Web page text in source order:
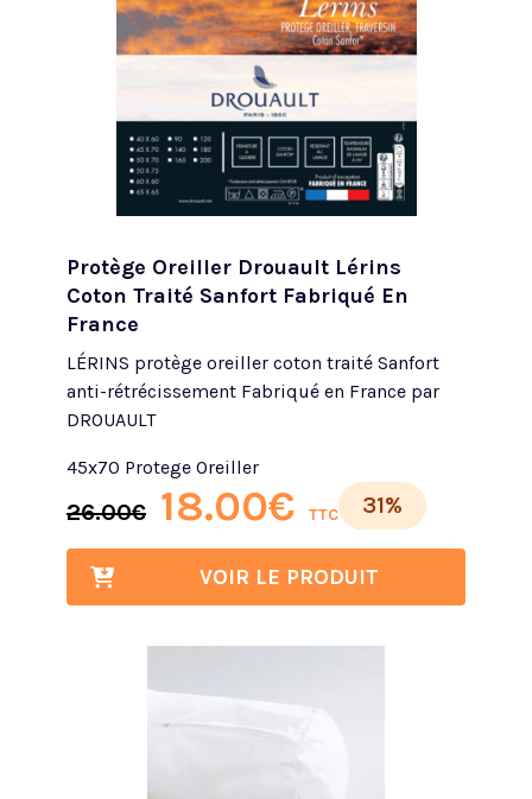
Protège Oreiller Drouault Lérins
Coton Traité Sanfort Fabriqué En
France
LÉRINS protège oreiller coton traité Sanfort
anti-rétrécissement Fabriqué en France par
DROUAULT
45x70 Protege Oreiller
26.00€ 18.00€ TTC 31%
VOIR LE PRODUIT